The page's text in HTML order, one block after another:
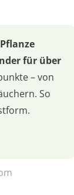
für über
– von
So